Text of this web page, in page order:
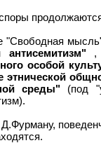
"Свободная
антисемитизм" ,
особой
этнической
среды" (под